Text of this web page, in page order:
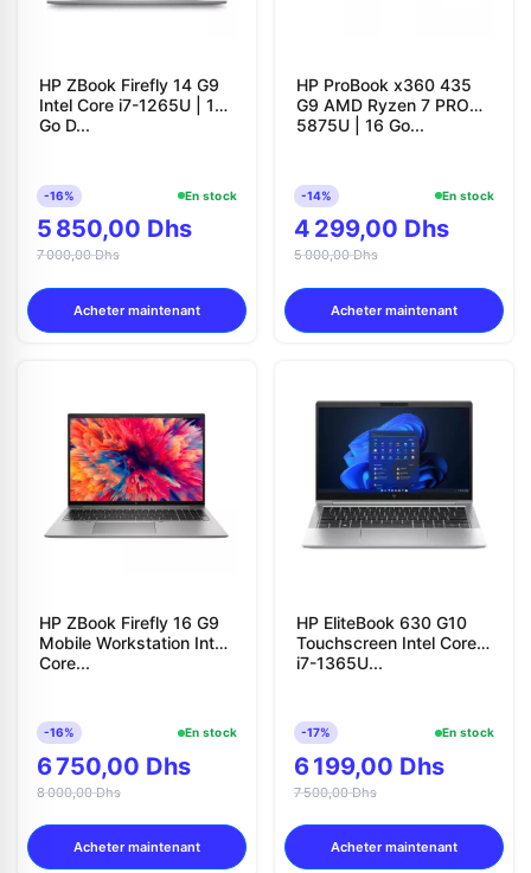
HP ZBook Firefly 14 G9
Intel Core i7-1265U | 16
Go D...
-16% En stock
5 850,00 Dhs
7 000,00 Dhs
Acheter maintenant
HP ProBook x360 435
G9 AMD Ryzen 7 PRO
5875U | 16 Go...
-14% En stock
4 299,00 Dhs
5 000,00 Dhs
Acheter maintenant
HP ZBook Firefly 16 G9
Mobile Workstation Intel
Core...
-16% En stock
6 750,00 Dhs
8 000,00 Dhs
Acheter maintenant
HP EliteBook 630 G10
Touchscreen Intel Core
i7-1365U...
-17% En stock
6 199,00 Dhs
7 500,00 Dhs
Acheter maintenant